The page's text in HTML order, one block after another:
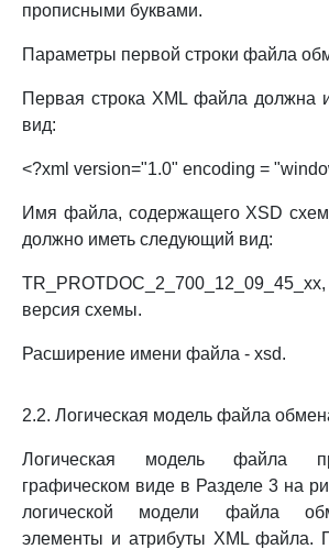
прописными буквами.
Параметры первой строки файла
Первая строка XML файла должна
вид:
<?xml version="1.0" encoding =
Имя файла, содержащего XSD
должно иметь следующий вид:
версия схемы.
Расширение имени файла - xsd.
2.2. Логическая модель файла
Логическая модель файла
графическом виде в Разделе 3 на
логической модели файла
элементы и атрибуты XML файла.